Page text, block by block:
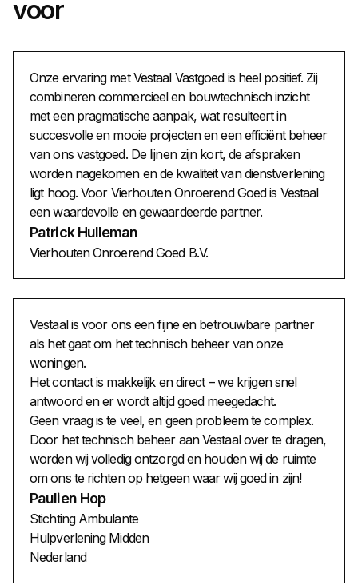
snelle, transparante en efficiënte communicatie tussen
voor
Onze ervaring met Vestaal Vastgoed is heel positief. Zij
combineren commercieel en bouwtechnisch inzicht
met een pragmatische aanpak, wat resulteert in
succesvolle en mooie projecten en een efficiënt beheer
van ons vastgoed. De lijnen zijn kort, de afspraken
worden nagekomen en de kwaliteit van dienstverlening
ligt hoog. Voor Vierhouten Onroerend Goed is Vestaal
een waardevolle en gewaardeerde partner.
Patrick Hulleman
Vierhouten Onroerend Goed B.V.
Vestaal is voor ons een fijne en betrouwbare partner
als het gaat om het technisch beheer van onze
woningen.
Het contact is makkelijk en direct – we krijgen snel
antwoord en er wordt altijd goed meegedacht.
Geen vraag is te veel, en geen probleem te complex.
Door het technisch beheer aan Vestaal over te dragen,
worden wij volledig ontzorgd en houden wij de ruimte
om ons te richten op hetgeen waar wij goed in zijn!
Paulien Hop
Stichting Ambulante
Hulpverlening Midden
Nederland